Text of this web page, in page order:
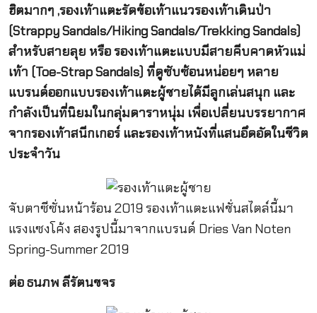
ฮิตมากๆ ,รองเท้าแตะรัดข้อเท้าแนวรองเท้าเดินป่า
(Strappy Sandals/Hiking Sandals/Trekking Sandals)
สำหรับสายลุย หรือ รองเท้าแตะแบบมีสายคีบคาดหัวแม่
เท้า (Toe-Strap Sandals) ที่ดูซับซ้อนหน่อยๆ หลาย
แบรนด์ออกแบบรองเท้าแตะผู้ชายได้มีลูกเล่นสนุก และ
กำลังเป็นที่นิยมในกลุ่มดาราหนุ่ม เพื่อเปลี่ยนบรรยากาศ
จากรองเท้าสนีกเกอร์ และรองเท้าหนังที่แสนอึดอัดในชีวิต
ประจำวัน
จับตาซีซั่นหน้าร้อน 2019 รองเท้าแตะแฟชั่นสไตล์นี้มา
แรงแซงโค้ง สองรูปนี้มาจากแบรนด์ Dries Van Noten
Spring-Summer 2019
ต่อ ธนภพ ลีรัตนขจร